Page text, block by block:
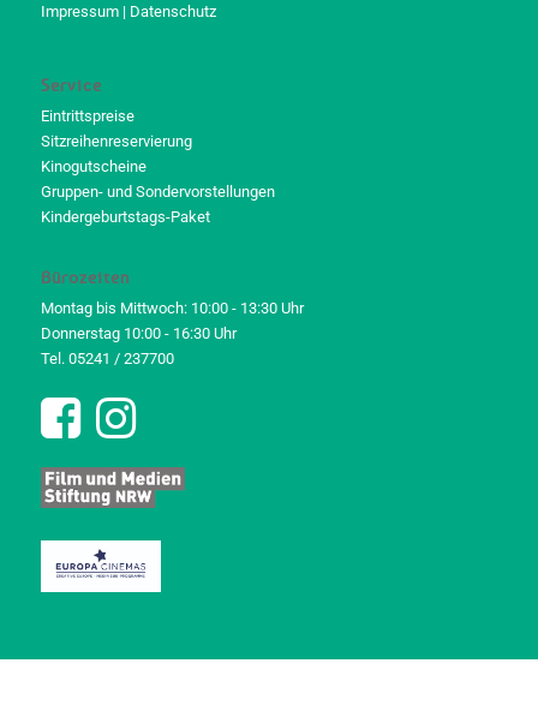
Impressum| Datenschutz
Service
Eintrittspreise
Sitzreihenreservierung
Kinogutscheine
Gruppen- und Sondervorstellungen
Kindergeburtstags-Paket
Bürozeiten
Montag bis Mittwoch: 10:00 - 13:30 Uhr
Donnerstag 10:00 - 16:30 Uhr
Tel. 05241 / 237700